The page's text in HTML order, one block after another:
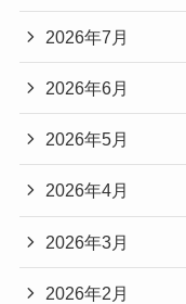
2026年7月
2026年6月
2026年5月
2026年4月
2026年3月
2026年2月